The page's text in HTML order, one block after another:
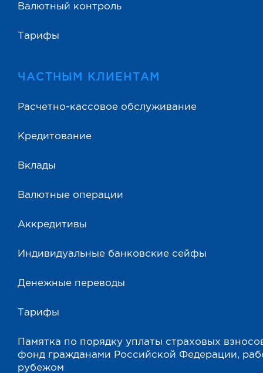
Валютный контроль
Тарифы
ЧАСТНЫМ КЛИЕНТАМ
Расчетно-кассовое обслуживание
Кредитование
Вклады
Валютные операции
Аккредитивы
Индивидуальные банковские сейфы
Денежные переводы
Тарифы
Памятка по порядку уплаты страховых
фонд гражданами Российской Федерации,
рубежом